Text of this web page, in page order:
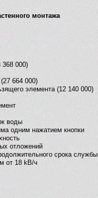
монтажа
000)
664 000)
элемента (12 140 000)
воды
одним нажатием кнопки
отложений
срока службы
от 18 kВ/ч